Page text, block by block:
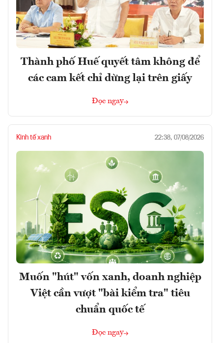
Thành phố Huế quyết tâm không để
các cam kết chỉ dừng lại trên giấy
Đọc ngay
Kinh tế xanh 22:38, 07/08/2026
Muốn "hút" vốn xanh, doanh nghiệp
Việt cần vượt "bài kiểm tra" tiêu
chuẩn quốc tế
Đọc ngay